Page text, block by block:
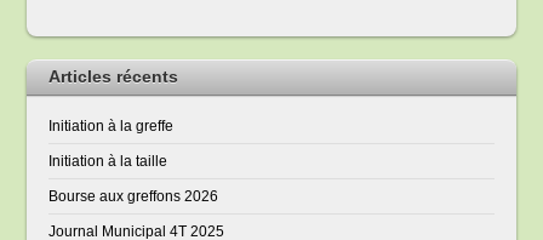
Articles récents
Initiation à la greffe
Initiation à la taille
Bourse aux greffons 2026
Journal Municipal 4T 2025